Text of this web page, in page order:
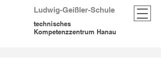
Ludwig-Geißler-Schule
technisches
Kompetenzzentrum Hanau